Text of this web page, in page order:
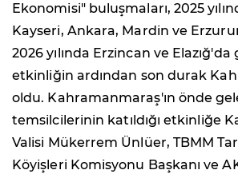
Ekonomisi" buluşmaları, 2025
Kayseri, Ankara, Mardin ve
2026 yılında Erzincan ve
etkinliğin ardından son durak
oldu. Kahramanmaraş'ın önde
temsilcilerinin katıldığı etkinliğe
Valisi Mükerrem Ünlüer, TBMM
Köyişleri Komisyonu Başkanı ve